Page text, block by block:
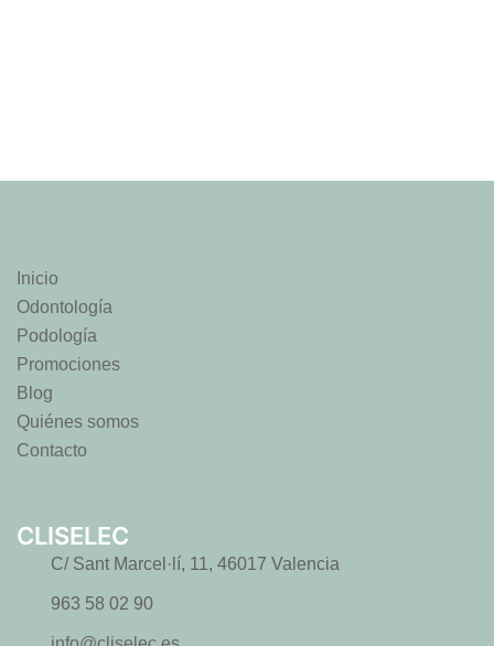
Inicio
Odontología
Podología
Promociones
Blog
Quiénes somos
Contacto
CLISELEC
C/ Sant Marcel·lí, 11, 46017 Valencia
963 58 02 90